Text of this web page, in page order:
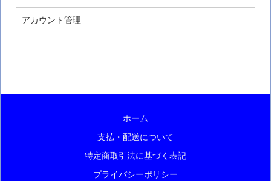
アカウント管理
ホーム
支払・配送について
特定商取引法に基づく表記
プライバシーポリシー